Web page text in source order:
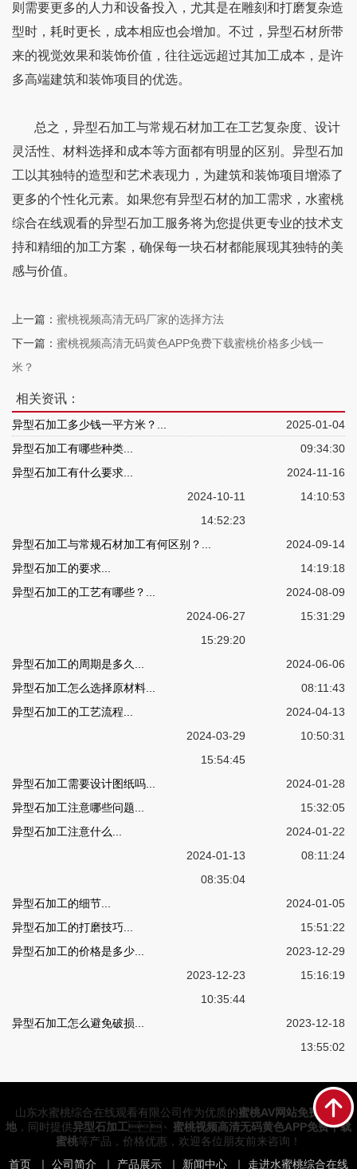
则需要更多的人力和设备投入，尤其是在雕刻和打磨复杂造
型时，耗时更长，成本相应也会增加。不过，异型石材所带
来的视觉效果和装饰价值，往往远远超过其加工成本，是许
多高端建筑和装饰项目的优选。
总之，异型石加工与常规石材加工在工艺复杂度、设计
灵活性、材料选择和成本等方面都有明显的区别。异型石加
工以其独特的造型和艺术表现力，为建筑和装饰项目增添了
更多的个性化元素。如果您有异型石材的加工需求，水蜜桃
综合在线观看的异型石加工服务将为您提供更专业的技术支
持和精细的加工方案，确保每一块石材都能展现其独特的美
感与价值。
上一篇： 蜜桃视频高清无码厂家的选择方法
下一篇： 蜜桃视频高清无码黄色APP免费下载蜜桃价格多少钱一
米？
相关资讯：
异型石加工多少钱一平方米？...
2025-01-04
09:34:30
异型石加工有哪些种类...
2024-11-16
14:10:53
异型石加工有什么要求...
2024-10-11
14:52:23
异型石加工与常规石材加工有何区别？...
2024-09-14
14:19:18
异型石加工的要求...
2024-08-09
15:31:29
异型石加工的工艺有哪些？...
2024-06-27
15:29:20
异型石加工的周期是多久...
2024-06-06
08:11:43
异型石加工怎么选择原材料...
2024-04-13
10:50:31
异型石加工的工艺流程...
2024-03-29
15:54:45
异型石加工需要设计图纸吗...
2024-01-28
15:32:05
异型石加工注意哪些问题...
2024-01-22
08:11:24
异型石加工注意什么...
2024-01-13
08:35:04
异型石加工的细节...
2024-01-05
15:51:22
异型石加工的打磨技巧...
2023-12-29
15:16:19
异型石加工的价格是多少...
2023-12-23
10:35:44
异型石加工怎么避免破损...
2023-12-18
13:55:02
山东水蜜桃综合在线观看有限公司作为优质的蜜桃AV网站免费看产
地，同时提供异型石加工、 蜜桃视频高清无码黄色APP免费下载
蜜桃等产品，价格优惠，欢迎各位朋友前来咨询！
首页｜ 公司简介 ｜ 产品展示｜ 新闻中心｜ 走进水蜜桃综合在线